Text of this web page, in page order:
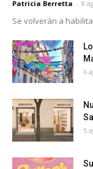
Patricia Berretta - 8
Se volverán a
6
5